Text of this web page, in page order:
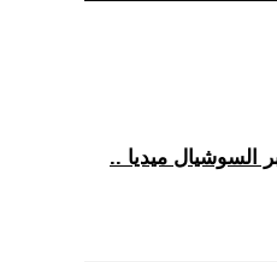
السوشيال ميديا ..